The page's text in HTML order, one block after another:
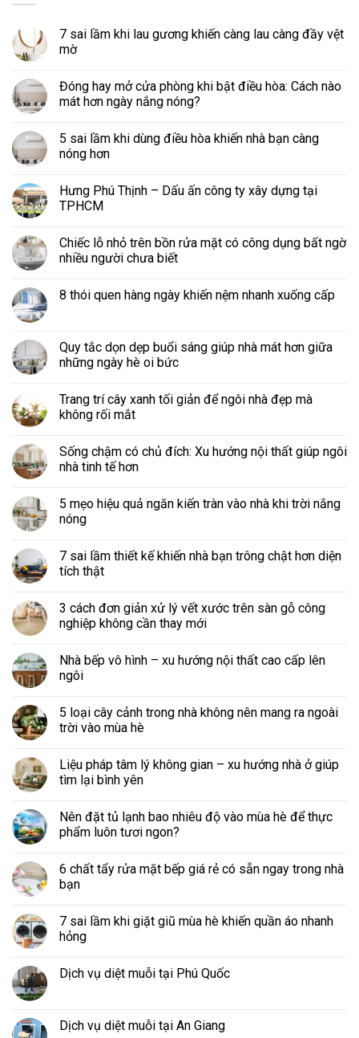
7 sai lầm khi lau gương khiến càng lau càng đầy vệt
mờ
Đóng hay mở cửa phòng khi bật điều hòa: Cách nào
mát hơn ngày nắng nóng?
5 sai lầm khi dùng điều hòa khiến nhà bạn càng
nóng hơn
Hưng Phú Thịnh – Dấu ấn công ty xây dựng tại
TPHCM
Chiếc lỗ nhỏ trên bồn rửa mặt có công dụng bất ngờ
nhiều người chưa biết
8 thói quen hàng ngày khiến nệm nhanh xuống cấp
Quy tắc dọn dẹp buổi sáng giúp nhà mát hơn giữa
những ngày hè oi bức
Trang trí cây xanh tối giản để ngôi nhà đẹp mà
không rối mắt
Sống chậm có chủ đích: Xu hướng nội thất giúp ngôi
nhà tinh tế hơn
5 mẹo hiệu quả ngăn kiến tràn vào nhà khi trời nắng
nóng
7 sai lầm thiết kế khiến nhà bạn trông chật hơn diện
tích thật
3 cách đơn giản xử lý vết xước trên sàn gỗ công
nghiệp không cần thay mới
Nhà bếp vô hình – xu hướng nội thất cao cấp lên
ngôi
5 loại cây cảnh trong nhà không nên mang ra ngoài
trời vào mùa hè
Liệu pháp tâm lý không gian – xu hướng nhà ở giúp
tìm lại bình yên
Nên đặt tủ lạnh bao nhiêu độ vào mùa hè để thực
phẩm luôn tươi ngon?
6 chất tẩy rửa mặt bếp giá rẻ có sẵn ngay trong nhà
bạn
7 sai lầm khi giặt giũ mùa hè khiến quần áo nhanh
hỏng
Dịch vụ diệt muỗi tại Phú Quốc
Dịch vụ diệt muỗi tại An Giang